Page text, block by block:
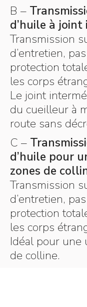
B –
d’huile à
Transmission
d’entretien,
protection
les corps
Le joint
du cueilleur à
route sans
C –
d’huile pour
zones de
Transmission
d’entretien,
protection
les corps
Idéal pour une
de colline.